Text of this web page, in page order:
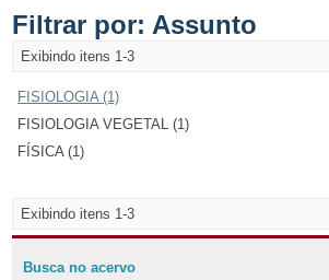
Filtrar por: Assunto
Exibindo itens 1-3
FISIOLOGIA (1)
FISIOLOGIA VEGETAL (1)
FÍSICA (1)
Exibindo itens 1-3
Busca no acervo